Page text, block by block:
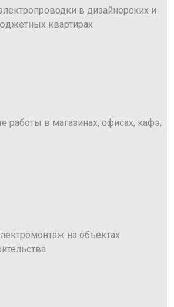
в дизайнерских и
квартирах
работы в магазинах, офисах, кафэ,
на объектах